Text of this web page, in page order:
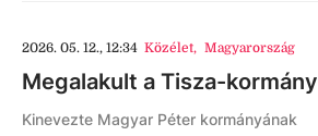
2026. 05. 12., 12:34 Közélet, Magyarország
Megalakult a Tisza-kormány
Kinevezte Magyar Péter kormányának